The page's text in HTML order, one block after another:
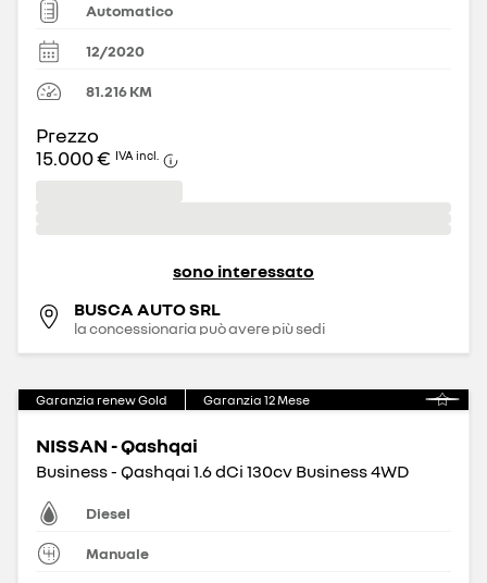
Automatico
12/2020
81.216KM
Prezzo
15.000 € IVA incl.
sono interessato
BUSCA AUTO SRL
la concessionaria può avere più sedi
Garanzia renew Gold Garanzia 12Mese
NISSAN - Qashqai
Business - Qashqai 1.6 dCi 130cv Business 4WD
Diesel
Manuale